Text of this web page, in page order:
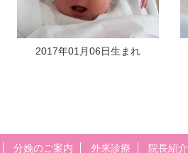
2017年01月06日生まれ
分娩のご案内 外来診療 院長紹介